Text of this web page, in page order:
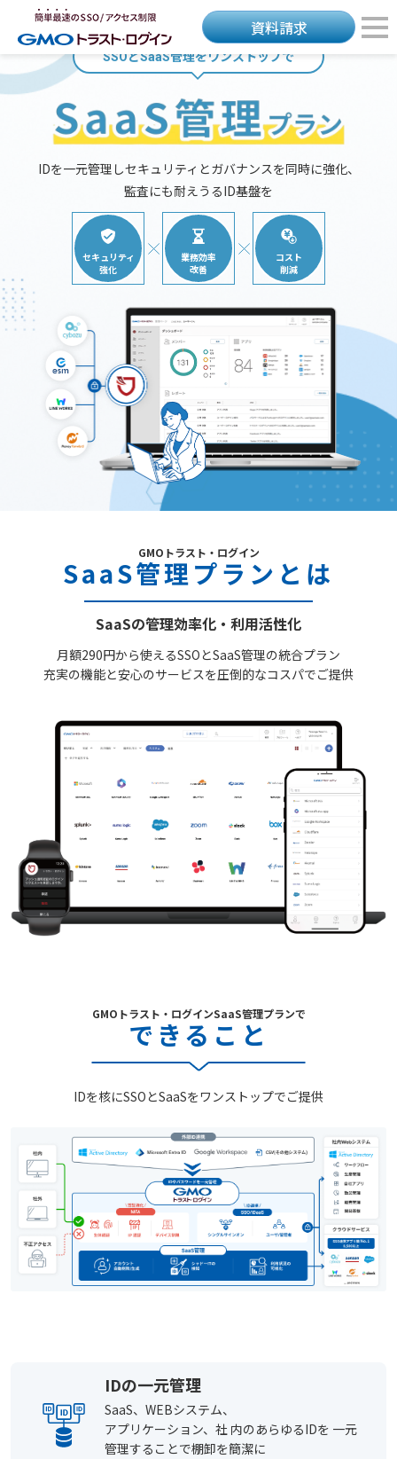
資料請求
SSOとSaaS管理をワンストップで
IDを一元管理しセキュリティとガバナンスを同時に強化、
監査にも耐えうるID基盤を
セキュリティ
強化
業務効率
改善
コスト
削減
GMOトラスト・ログイン
SaaS管理プランとは
SaaSの管理効率化・利用活性化
月額290円から使えるSSOとSaaS管理の統合プラン
充実の機能と安心のサービスを圧倒的なコスパでご提供
GMOトラスト・ログインSaaS管理プランで
できること
IDを核にSSOとSaaSをワンストップでご提供
IDの一元管理
SaaS、WEBシステム、
アプリケーション、社 内のあらゆるIDを 一元
管理することで棚卸を簡潔に